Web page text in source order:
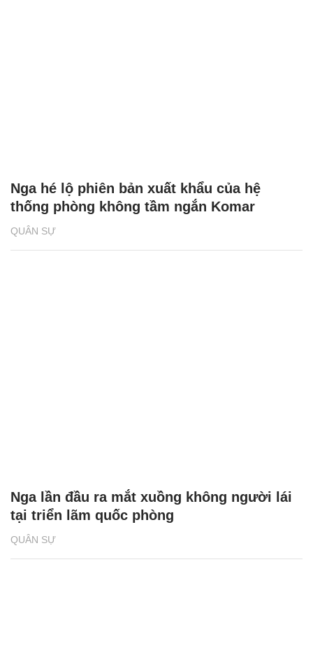
QUÂN SỰ
Nga hé lộ phiên bản xuất khẩu của hệ
thống phòng không tầm ngắn Komar
QUÂN SỰ
Nga lần đầu ra mắt xuồng không người lái
tại triển lãm quốc phòng